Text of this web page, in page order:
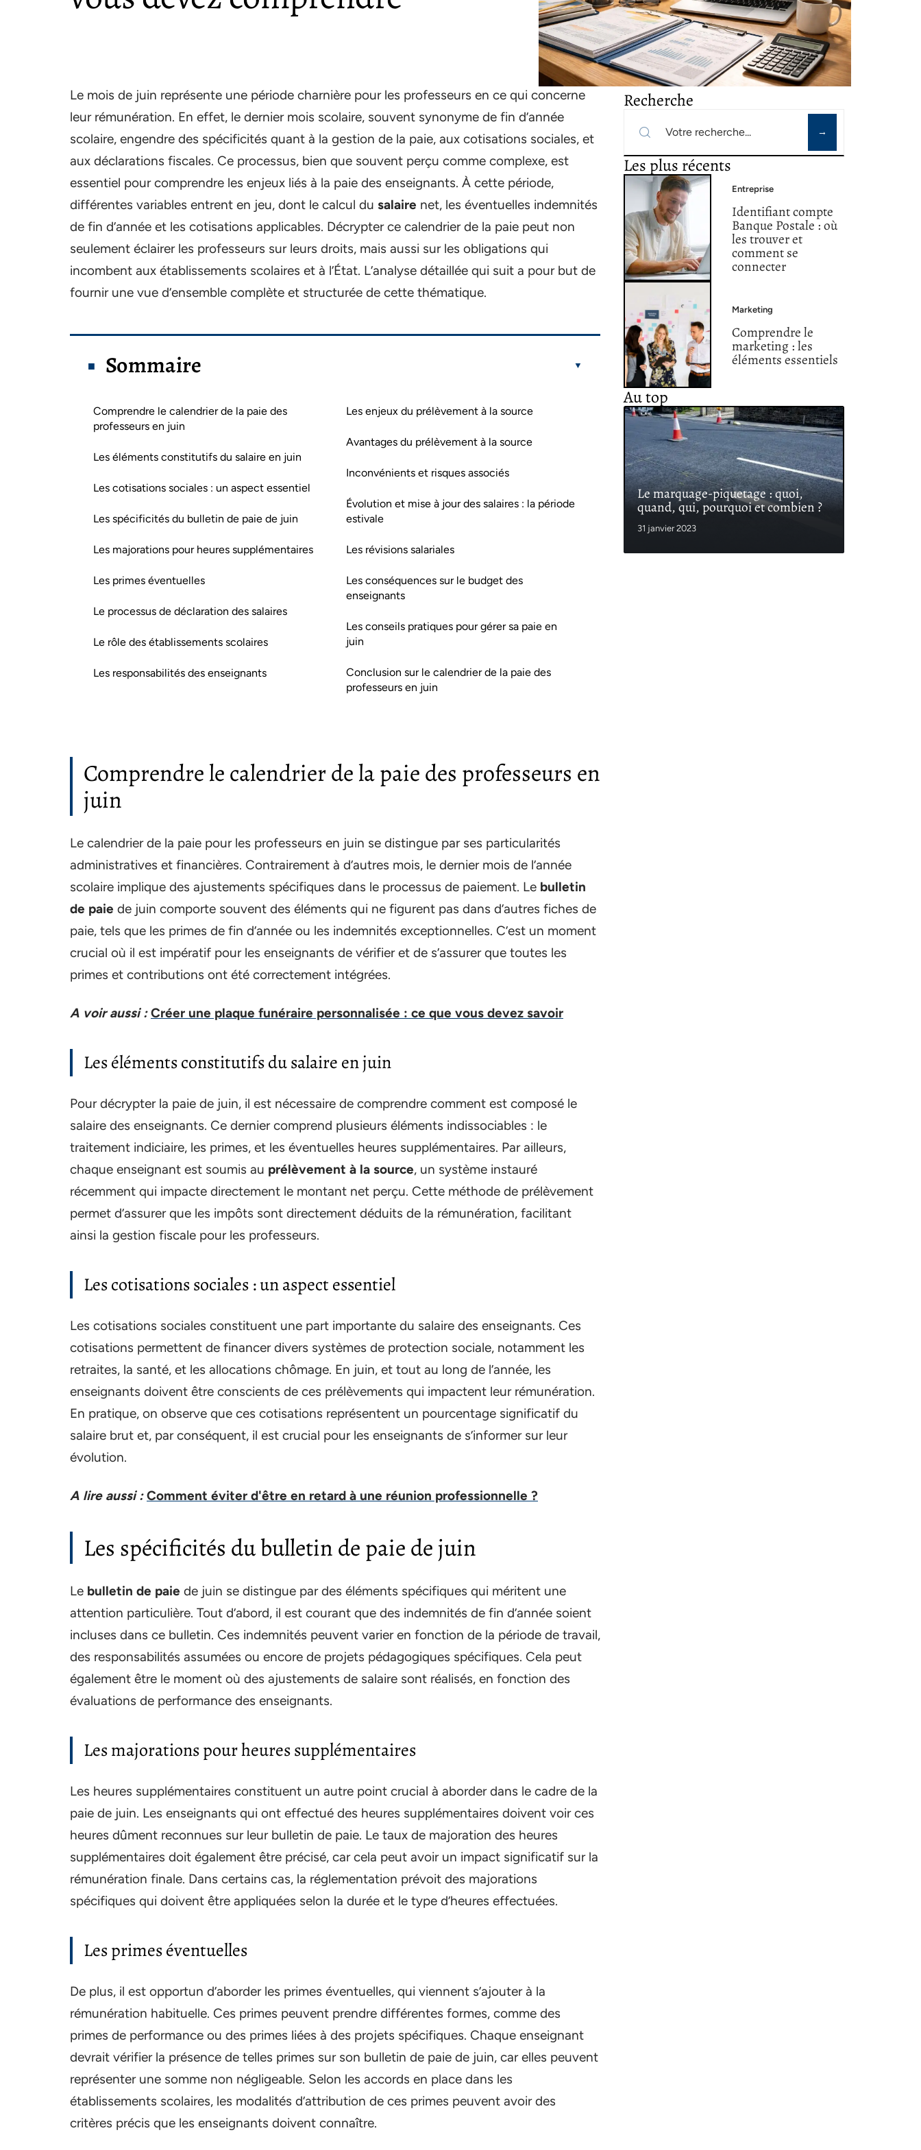
Le mois de juin représente une période charnière pour les professeurs en ce qui concerne
leur rémunération. En effet, le dernier mois scolaire, souvent synonyme de fin d’année
scolaire, engendre des spécificités quant à la gestion de la paie, aux cotisations sociales, et
aux déclarations fiscales. Ce processus, bien que souvent perçu comme complexe, est
essentiel pour comprendre les enjeux liés à la paie des enseignants. À cette période,
différentes variables entrent en jeu, dont le calcul du salaire net, les éventuelles indemnités
de fin d’année et les cotisations applicables. Décrypter ce calendrier de la paie peut non
seulement éclairer les professeurs sur leurs droits, mais aussi sur les obligations qui
incombent aux établissements scolaires et à l’État. L’analyse détaillée qui suit a pour but de
fournir une vue d’ensemble complète et structurée de cette thématique.
Sommaire
Comprendre le calendrier de la paie des
professeurs en juin
Les éléments constitutifs du salaire en juin
Les cotisations sociales : un aspect essentiel
Les spécificités du bulletin de paie de juin
Les majorations pour heures supplémentaires
Les primes éventuelles
Le processus de déclaration des salaires
Le rôle des établissements scolaires
Les responsabilités des enseignants
Les enjeux du prélèvement à la source
Avantages du prélèvement à la source
Inconvénients et risques associés
Évolution et mise à jour des salaires : la période
estivale
Les révisions salariales
Les conséquences sur le budget des
enseignants
Les conseils pratiques pour gérer sa paie en
juin
Conclusion sur le calendrier de la paie des
professeurs en juin
Comprendre le calendrier de la paie des professeurs en
juin
Le calendrier de la paie pour les professeurs en juin se distingue par ses particularités
administratives et financières. Contrairement à d’autres mois, le dernier mois de l’année
scolaire implique des ajustements spécifiques dans le processus de paiement. Le bulletin
de paie de juin comporte souvent des éléments qui ne figurent pas dans d’autres fiches de
paie, tels que les primes de fin d’année ou les indemnités exceptionnelles. C’est un moment
crucial où il est impératif pour les enseignants de vérifier et de s’assurer que toutes les
primes et contributions ont été correctement intégrées.
A voir aussi : Créer une plaque funéraire personnalisée : ce que vous devez savoir
Les éléments constitutifs du salaire en juin
Pour décrypter la paie de juin, il est nécessaire de comprendre comment est composé le
salaire des enseignants. Ce dernier comprend plusieurs éléments indissociables : le
traitement indiciaire, les primes, et les éventuelles heures supplémentaires. Par ailleurs,
chaque enseignant est soumis au prélèvement à la source, un système instauré
récemment qui impacte directement le montant net perçu. Cette méthode de prélèvement
permet d’assurer que les impôts sont directement déduits de la rémunération, facilitant
ainsi la gestion fiscale pour les professeurs.
Les cotisations sociales : un aspect essentiel
Les cotisations sociales constituent une part importante du salaire des enseignants. Ces
cotisations permettent de financer divers systèmes de protection sociale, notamment les
retraites, la santé, et les allocations chômage. En juin, et tout au long de l’année, les
enseignants doivent être conscients de ces prélèvements qui impactent leur rémunération.
En pratique, on observe que ces cotisations représentent un pourcentage significatif du
salaire brut et, par conséquent, il est crucial pour les enseignants de s’informer sur leur
évolution.
A lire aussi : Comment éviter d'être en retard à une réunion professionnelle ?
Les spécificités du bulletin de paie de juin
Le bulletin de paie de juin se distingue par des éléments spécifiques qui méritent une
attention particulière. Tout d’abord, il est courant que des indemnités de fin d’année soient
incluses dans ce bulletin. Ces indemnités peuvent varier en fonction de la période de travail,
des responsabilités assumées ou encore de projets pédagogiques spécifiques. Cela peut
également être le moment où des ajustements de salaire sont réalisés, en fonction des
évaluations de performance des enseignants.
Les majorations pour heures supplémentaires
Les heures supplémentaires constituent un autre point crucial à aborder dans le cadre de la
paie de juin. Les enseignants qui ont effectué des heures supplémentaires doivent voir ces
heures dûment reconnues sur leur bulletin de paie. Le taux de majoration des heures
supplémentaires doit également être précisé, car cela peut avoir un impact significatif sur la
rémunération finale. Dans certains cas, la réglementation prévoit des majorations
spécifiques qui doivent être appliquées selon la durée et le type d’heures effectuées.
Les primes éventuelles
De plus, il est opportun d’aborder les primes éventuelles, qui viennent s’ajouter à la
rémunération habituelle. Ces primes peuvent prendre différentes formes, comme des
primes de performance ou des primes liées à des projets spécifiques. Chaque enseignant
devrait vérifier la présence de telles primes sur son bulletin de paie de juin, car elles peuvent
représenter une somme non négligeable. Selon les accords en place dans les
établissements scolaires, les modalités d’attribution de ces primes peuvent avoir des
critères précis que les enseignants doivent connaître.
Recherche
Les plus récents
Entreprise
Identifiant compte
Banque Postale : où
les trouver et
comment se
connecter
Marketing
Comprendre le
marketing : les
éléments essentiels
Au top
Le marquage-piquetage : quoi,
quand, qui, pourquoi et combien ?
31 janvier 2023